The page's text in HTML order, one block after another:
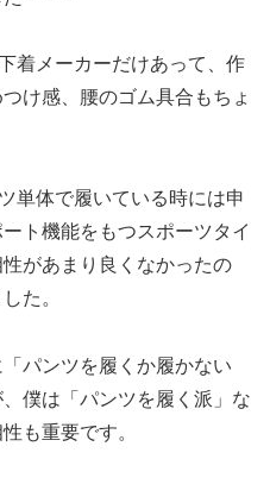
着メーカーだけあって、作
け感、腰のゴム具合もちょ
単体で履いている時には申
ト機能をもつスポーツタイ
があまり良くなかったの
た。
パンツを履くか履かない
僕は「パンツを履く派」な
も重要です。